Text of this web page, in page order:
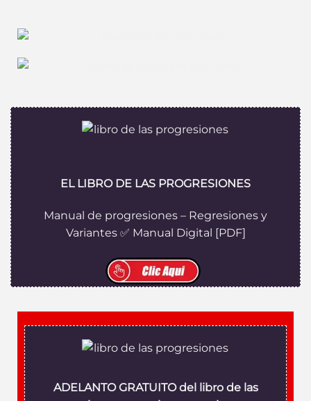
EL LIBRO DE LAS PROGRESIONES
Manual de progresiones – Regresiones y
Variantes ✅ Manual Digital [PDF]
ADELANTO GRATUITO del libro de las